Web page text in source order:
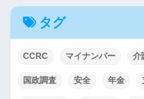
タグ
CCRC マイナンバー 介
国政調査 安全 年金